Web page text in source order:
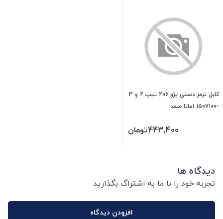
کابل ترمز دستی پژو 206 تیپ 2 و 3
-1507100 اماتا صمد
443,400تومان
دیدگاه ها
تجربه خود را با ما به اشتراگ بگذارید
افزودن دیدگاه